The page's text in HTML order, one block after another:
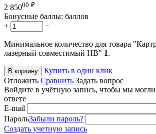
2 85000 ₽
Бонусные баллы: баллов
+
−
Минимальное количество для товара
лазерный совместимый HB" 1.
В корзину
Купить в один клик
Отложить Сравнить Задать вопрос
Войдите в учётную запись, чтобы мы
ответе
E-mail
ПарольЗабыли пароль?
Создать учетную запись